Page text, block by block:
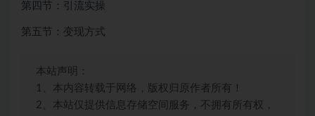
第四节：引流实操
第五节：变现方式
本站声明：
1、本内容转载于网络，版权归原作者所有！
2、本站仅提供信息存储空间服务，不拥有所有权，